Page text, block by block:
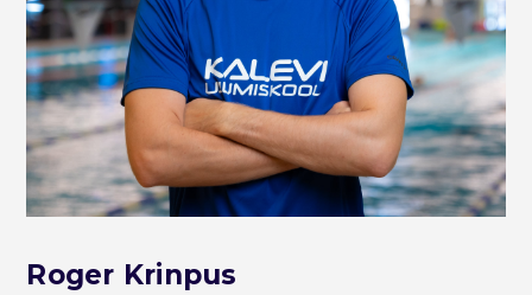
Roger Krinpus